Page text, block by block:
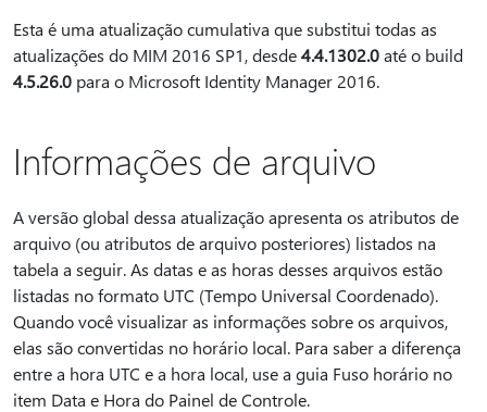
Esta é uma atualização cumulativa que substitui todas as
atualizações do MIM 2016 SP1, desde4.4.1302.0até o build
4.5.26.0 para o Microsoft Identity Manager 2016.
Informações de arquivo
A versão global dessa atualização apresenta os atributos de
arquivo (ou atributos de arquivo posteriores) listados na
tabela a seguir. As datas e as horas desses arquivos estão
listadas no formato UTC (Tempo Universal Coordenado).
Quando você visualizar as informações sobre os arquivos,
elas são convertidas no horário local. Para saber a diferença
entre a hora UTC e a hora local, use a guia Fuso horário no
item Data e Hora do Painel de Controle.